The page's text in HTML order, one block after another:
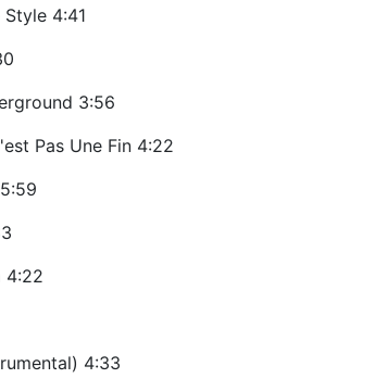
4:41
3:56
Pas Une Fin 4:22
4:22
4:33